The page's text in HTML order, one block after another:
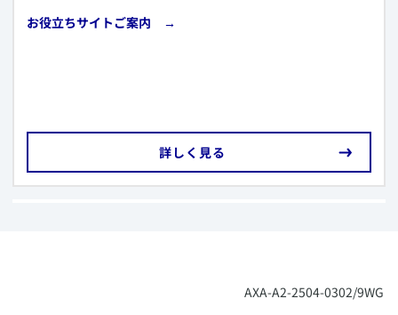
​お役立ちサイトご案内 →
​詳しく見る
​AXA-A2-2504-0302/9WG